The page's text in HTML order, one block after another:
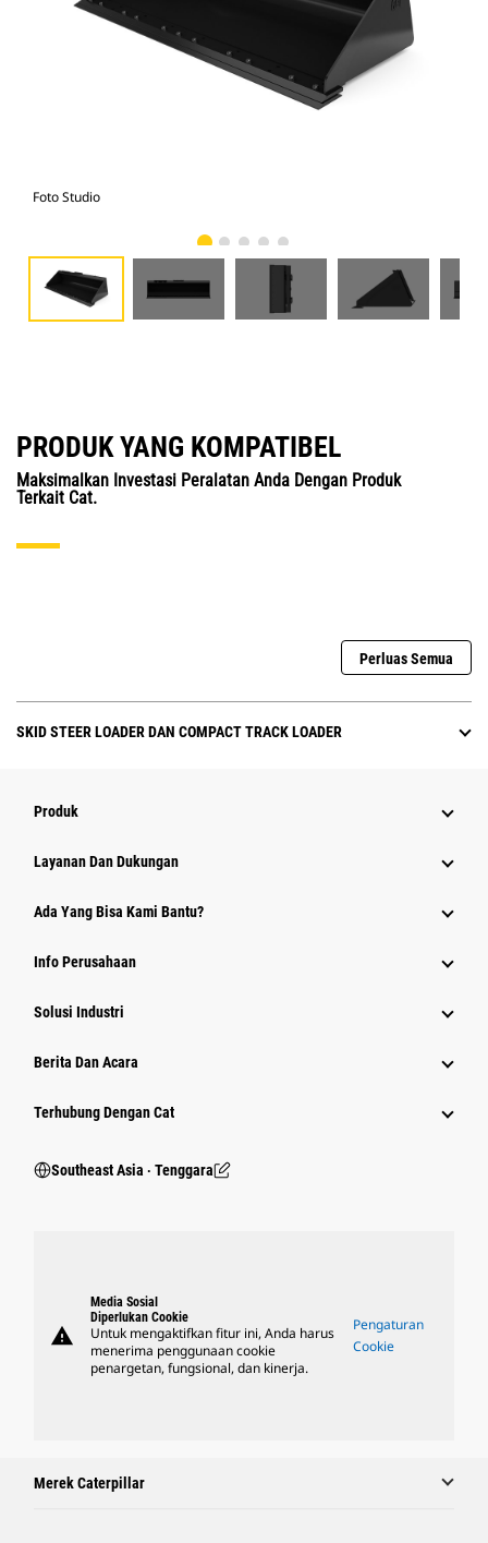
Foto Studio
PRODUK YANG KOMPATIBEL
Maksimalkan Investasi Peralatan Anda Dengan Produk
Terkait Cat.
Perluas Semua
SKID STEER LOADER DAN COMPACT TRACK LOADER
Produk
Layanan Dan Dukungan
Ada Yang Bisa Kami Bantu?
Info Perusahaan
Solusi Industri
Berita Dan Acara
Terhubung Dengan Cat
Southeast Asia ‧ Tenggara
warning
Media Sosial
Diperlukan Cookie
Untuk mengaktifkan fitur ini, Anda harus
menerima penggunaan cookie
penargetan, fungsional, dan kinerja.
Pengaturan
Cookie
Merek Caterpillar